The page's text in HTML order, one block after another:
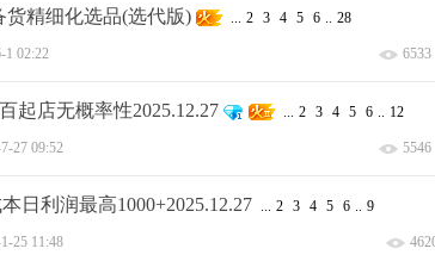
货精细化选品(选代版) ... 2 3 4 5 6 .. 28
6533
1 02:22
起店无概率性2025.12.27 ... 2 3 4 5 6 .. 12
5546
27 09:52
日利润最高1000+2025.12.27 ... 2 3 4 5 6 .. 9
25 11:48